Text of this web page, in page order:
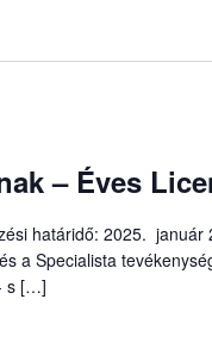
– Éves
határidő: 2025.
a Specialista
s […]